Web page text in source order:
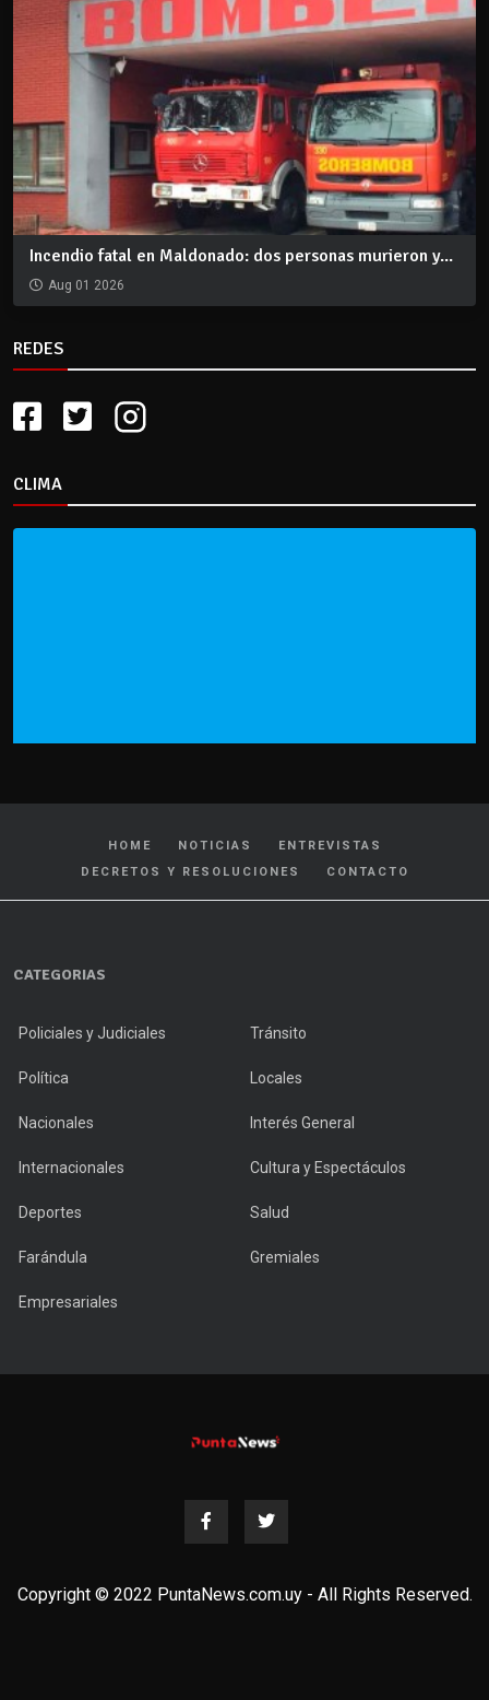
Incendio fatal en Maldonado: dos personas murieron y...
Aug 01 2026
REDES
CLIMA
HOME NOTICIAS
ENTREVISTAS
DECRETOS Y RESOLUCIONES
CONTACTO
CATEGORIAS
Policiales y Judiciales Tránsito
Política Locales
Nacionales Interés General
Internacionales Cultura y Espectáculos
Deportes Salud
Farándula Gremiales
Empresariales
Copyright © 2022 PuntaNews.com.uy - All Rights Reserved.